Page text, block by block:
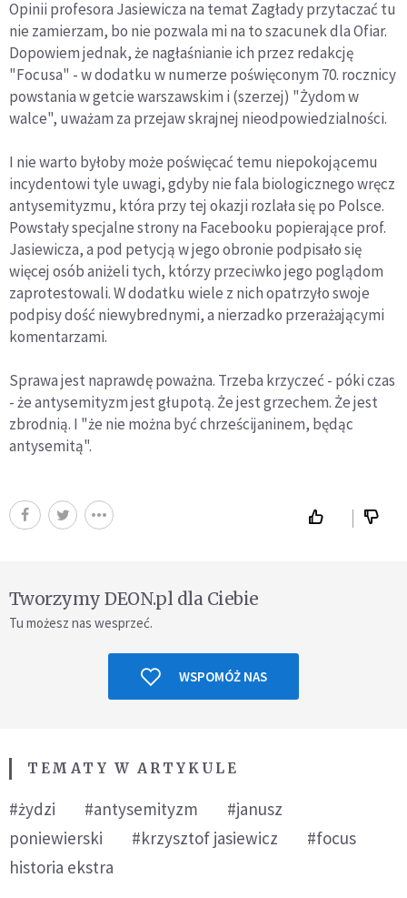
Opinii profesora Jasiewicza na temat Zagłady przytaczać tu
nie zamierzam, bo nie pozwala mi na to szacunek dla Ofiar.
Dopowiem jednak, że nagłaśnianie ich przez redakcję
"Focusa" - w dodatku w numerze poświęconym 70. rocznicy
powstania w getcie warszawskim i (szerzej) "Żydom w
walce", uważam za przejaw skrajnej nieodpowiedzialności.
I nie warto byłoby może poświęcać temu niepokojącemu
incydentowi tyle uwagi, gdyby nie fala biologicznego wręcz
antysemityzmu, która przy tej okazji rozlała się po Polsce.
Powstały specjalne strony na Facebooku popierające prof.
Jasiewicza, a pod petycją w jego obronie podpisało się
więcej osób aniżeli tych, którzy przeciwko jego poglądom
zaprotestowali. W dodatku wiele z nich opatrzyło swoje
podpisy dość niewybrednymi, a nierzadko przerażającymi
komentarzami.
Sprawa jest naprawdę poważna. Trzeba krzyczeć - póki czas
- że antysemityzm jest głupotą. Że jest grzechem. Że jest
zbrodnią. I "że nie można być chrześcijaninem, będąc
antysemitą".
Tworzymy DEON.pl dla Ciebie
Tu możesz nas wesprzeć.
WSPOMÓŻ NAS
TEMATY W ARTYKULE
#żydzi #antysemityzm
#janusz
poniewierski
#krzysztof jasiewicz
#focus
historia ekstra